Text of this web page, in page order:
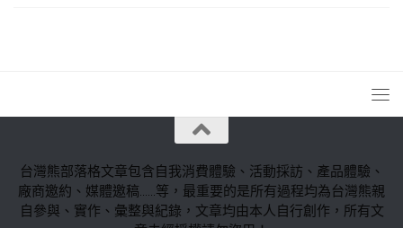
台灣熊部落格文章包含自我消費體驗、活動採訪、產品體驗、
廠商邀約、媒體邀稿......等，最重要的是所有過程均為台灣熊親
自參與、實作、彙整與紀錄，文章均由本人自行創作，所有文